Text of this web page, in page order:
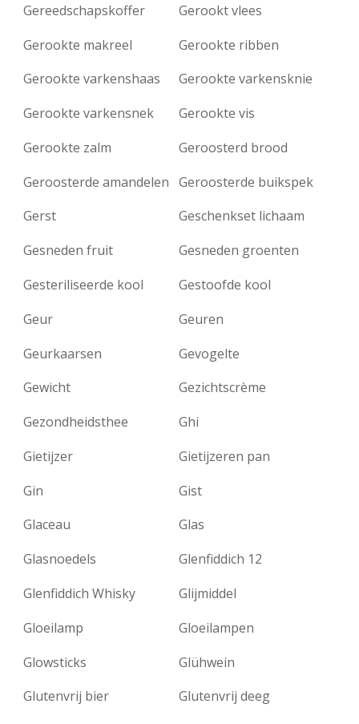
Gereedschapskoffer
Gerookt vlees
Gerookte makreel
Gerookte ribben
Gerookte varkenshaas
Gerookte varkensknie
Gerookte varkensnek
Gerookte vis
Gerookte zalm
Geroosterd brood
Geroosterde amandelen Geroosterde buikspek
Gerst
Geschenkset lichaam
Gesneden fruit
Gesneden groenten
Gesteriliseerde kool
Gestoofde kool
Geur
Geuren
Geurkaarsen
Gevogelte
Gewicht
Gezichtscrème
Gezondheidsthee
Ghi
Gietijzer
Gietijzeren pan
Gin
Gist
Glaceau
Glas
Glasnoedels
Glenfiddich 12
Glenfiddich Whisky
Glijmiddel
Gloeilamp
Gloeilampen
Glowsticks
Glühwein
Glutenvrij bier
Glutenvrij deeg